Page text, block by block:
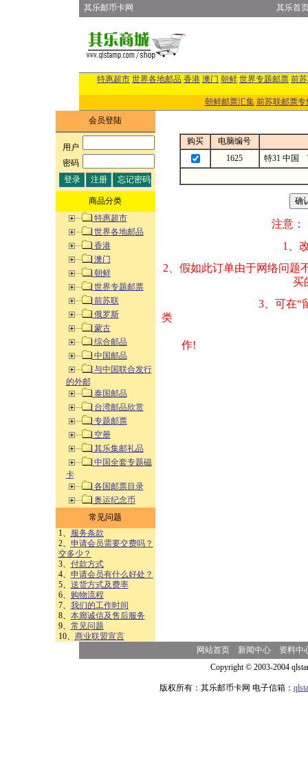
其乐邮币卡网 其乐首
特惠超市 世界各地邮品 香港 澳门 朝鲜 世界专题邮票 前
朝鲜邮票汇集 前苏联邮票专
会员登陆
用户:
密码:
商品分类
特惠超市
世界各地邮品
香港
澳门
朝鲜
世界专题邮票
前苏联
俄罗斯
蒙古
综合邮品
中国邮品
与中国联合发行
的外邮
泰国邮品
台湾邮品欣赏
专题邮票
空册
其乐集邮礼品
中国全套专题磁
卡
各国邮票目录
奥运纪念币
常见问题
1、
服务条款
2、 申请会员需要交费吗？
交多少？
3、 付款方式
4、 申请会员有什么好处？
5、 送货方式及费率
6、
购物流程
7、 我们的工作时间
8、 本廊诚信及售后服务
9、 常见问题
10、 商业联盟宣言
购买
电脑编号
1625
特31 中国
注意：
1、改变商品数量
2、假如此订单由
买的邮品的“
3、可在“
类 方式告之
作!
网站首页 新闻中心
资料中
Copyright © 2003-2004
版权所有：其乐邮币卡网 电子信箱：